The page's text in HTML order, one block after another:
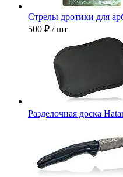
Стрелы дротики для
500 ₽ / шт
Разделочная доска